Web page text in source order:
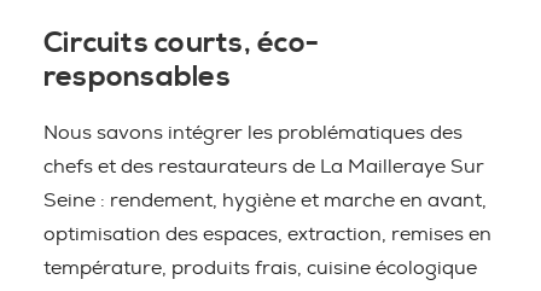
Circuits courts, éco-
responsables
Nous savons intégrer les problématiques des
chefs et des restaurateurs de La Mailleraye Sur
Seine : rendement, hygiène et marche en avant,
optimisation des espaces, extraction, remises en
température, produits frais, cuisine écologique